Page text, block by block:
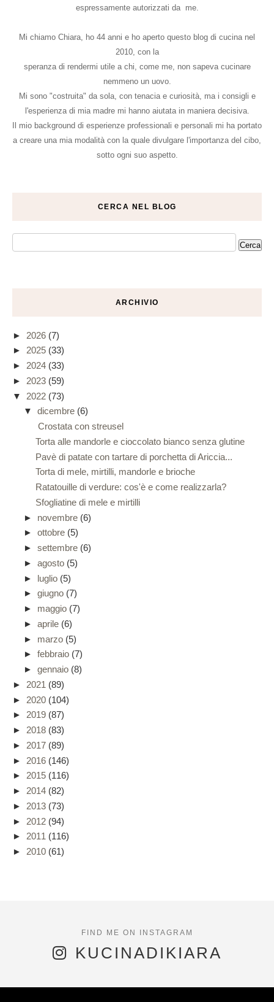
espressamente autorizzati da me.
Mi chiamo Chiara, ho 44 anni e ho aperto questo blog di cucina nel
2010, con la
speranza di rendermi utile a chi, come me, non sapeva cucinare
nemmeno un uovo.
Mi sono "costruita" da sola, con tenacia e curiosità, ma i consigli e
l'esperienza di mia madre mi hanno aiutata in maniera decisiva.
Il mio background di esperienze professionali e personali mi ha portato
a creare una mia modalità con la quale divulgare l'importanza del cibo,
sotto ogni suo aspetto.
CERCA NEL BLOG
ARCHIVIO
► 2026 (7)
► 2025 (33)
► 2024 (33)
► 2023 (59)
▼ 2022 (73)
▼ dicembre (6)
Crostata con streusel
Torta alle mandorle e cioccolato bianco senza glutine
Pavè di patate con tartare di porchetta di Ariccia...
Torta di mele, mirtilli, mandorle e brioche
Ratatouille di verdure: cos'è e come realizzarla?
Sfogliatine di mele e mirtilli
► novembre (6)
► ottobre (5)
► settembre (6)
► agosto (5)
► luglio (5)
► giugno (7)
► maggio (7)
► aprile (6)
► marzo (5)
► febbraio (7)
► gennaio (8)
► 2021 (89)
► 2020 (104)
► 2019 (87)
► 2018 (83)
► 2017 (89)
► 2016 (146)
► 2015 (116)
► 2014 (82)
► 2013 (73)
► 2012 (94)
► 2011 (116)
► 2010 (61)
KUCINADIKIARA